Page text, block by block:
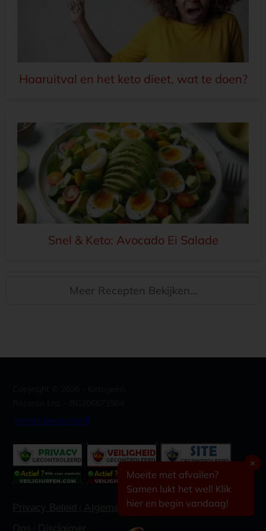
Haaruitval en het keto dieet, wat te doen?
Snel & Keto: Avocado Ei Salade
Meer Recepten Bekijken...
✕
Moeite met afvallen?
Samen lukt het wel! Klik
hier en begin vandaag!
[email protected]
Algemene voorwaarden|Contacteer